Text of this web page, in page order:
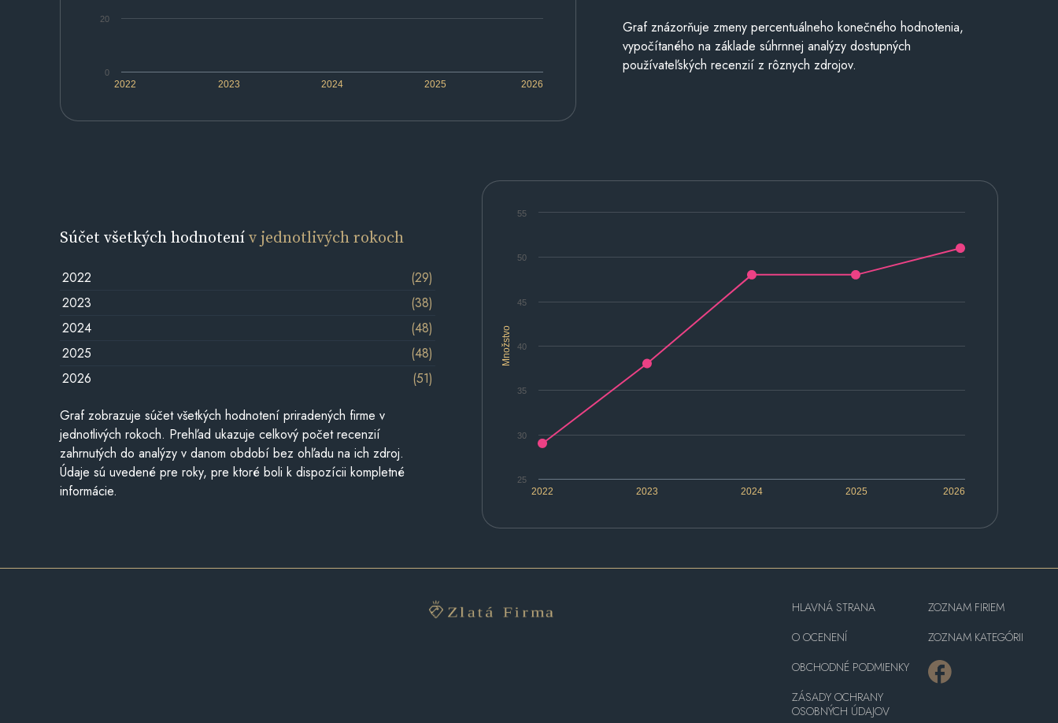
2022 2023 2024 2025 2026
0
20
Graf znázorňuje zmeny percentuálneho konečného hodnotenia,
vypočítaného na základe súhrnnej analýzy dostupných
používateľských recenzií z rôznych zdrojov.
Množstvo
2022 2023 2024 2025 2026
25
30
35
40
45
50
55
Súčet všetkých hodnotenív jednotlivých rokoch
2022
(29)
2023
(38)
2024
(48)
2025
(48)
2026
(51)
Graf zobrazuje súčet všetkých hodnotení priradených firme v
jednotlivých rokoch. Prehľad ukazuje celkový počet recenzií
zahrnutých do analýzy v danom období bez ohľadu na ich zdroj.
Údaje sú uvedené pre roky, pre ktoré boli k dispozícii kompletné
informácie.
HLAVNÁ STRANA
O OCENENÍ
OBCHODNÉ PODMIENKY
ZÁSADY OCHRANY
OSOBNÝCH ÚDAJOV
ZOZNAM FIRIEM
ZOZNAM KATEGÓRII